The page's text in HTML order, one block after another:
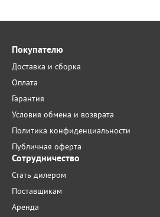
Покупателю
Доставка и сборка
Оплата
Гарантия
Условия обмена и возврата
Политика конфиденциальности
Публичная оферта
Сотрудничество
Стать дилером
Поставщикам
Аренда